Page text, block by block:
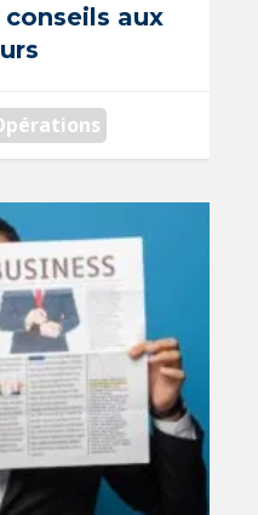
aux